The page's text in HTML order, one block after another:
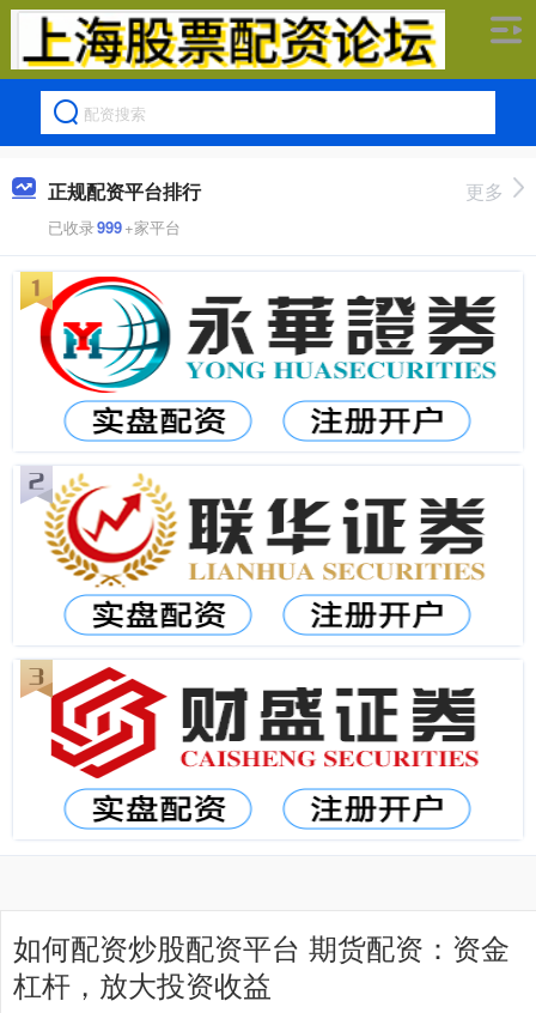
正规配资平台排行
已收录999+家平台
更多
如何配资炒股配资平台 期货配资：资金
杠杆，放大投资收益